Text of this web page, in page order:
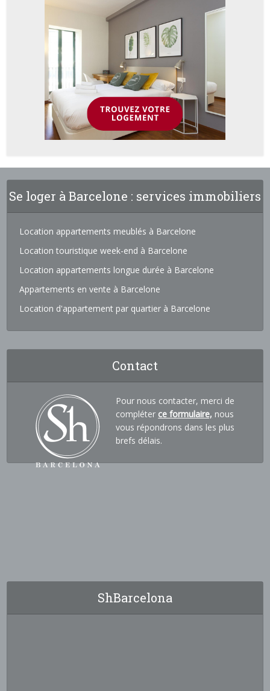
Se loger à Barcelone : services immobiliers
Location appartements meublés à Barcelone
Location touristique week-end à Barcelone
Location appartements longue durée à Barcelone
Appartements en vente à Barcelone
Location d'appartement par quartier à Barcelone
Contact
Pour nous contacter, merci de
compléter ce formulaire, nous
vous répondrons dans les plus
brefs délais.
ShBarcelona